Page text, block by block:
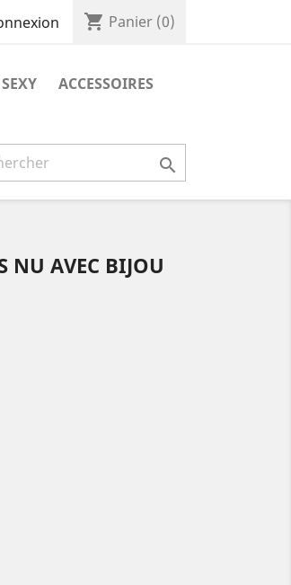
shopping_cart Panier (0)
ACCESSOIRES

NU AVEC BIJOU